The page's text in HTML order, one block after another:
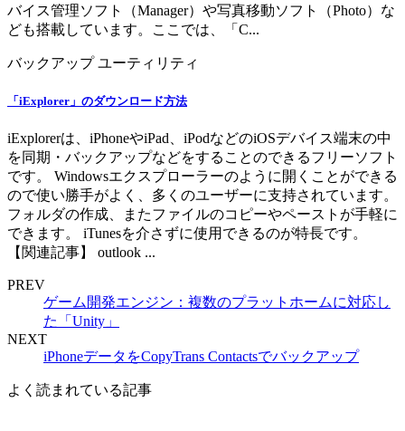
バイス管理ソフト（Manager）や写真移動ソフト（Photo）な
ども搭載しています。ここでは、「C...
バックアップ ユーティリティ
「iExplorer」のダウンロード方法
iExplorerは、iPhoneやiPad、iPodなどのiOSデバイス端末の中
を同期・バックアップなどをすることのできるフリーソフト
です。 Windowsエクスプローラーのように開くことができる
ので使い勝手がよく、多くのユーザーに支持されています。
フォルダの作成、またファイルのコピーやペーストが手軽に
できます。 iTunesを介さずに使用できるのが特長です。
【関連記事】 outlook ...
PREV
ゲーム開発エンジン：複数のプラットホームに対応し
た「Unity」
NEXT
iPhoneデータをCopyTrans Contactsでバックアップ
よく読まれている記事